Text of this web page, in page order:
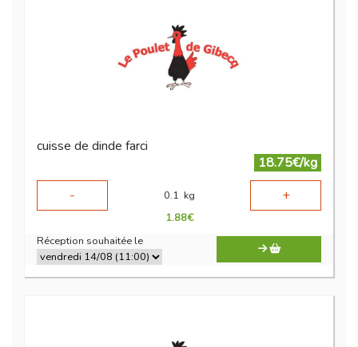
cuisse de dinde farci
18.75€/kg
-
0.1 kg +
1.88€
Réception souhaitée le